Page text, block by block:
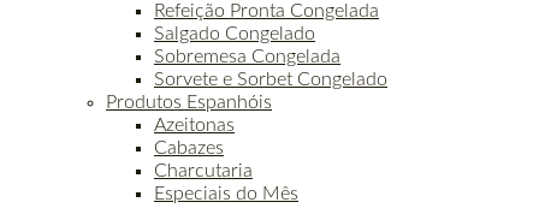
Refeição Pronta Congelada
Salgado Congelado
Sobremesa Congelada
Sorvete e Sorbet Congelado
Produtos Espanhóis
Azeitonas
Cabazes
Charcutaria
Especiais do Mês